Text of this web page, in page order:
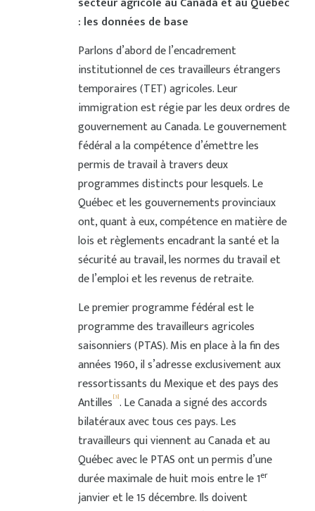
: les données de base
Parlons d’abord de l’encadrement
institutionnel de ces travailleurs étrangers
temporaires (TET) agricoles. Leur
immigration est régie par les deux ordres de
gouvernement au Canada. Le gouvernement
fédéral a la compétence d’émettre les
permis de travail à travers deux
programmes distincts pour lesquels. Le
Québec et les gouvernements provinciaux
ont, quant à eux, compétence en matière de
lois et règlements encadrant la santé et la
sécurité au travail, les normes du travail et
de l’emploi et les revenus de retraite.
Le premier programme fédéral est le
programme des travailleurs agricoles
saisonniers (PTAS). Mis en place à la fin des
années 1960, il s’adresse exclusivement aux
ressortissants du Mexique et des pays des
Antilles[3]. Le Canada a signé des accords
bilatéraux avec tous ces pays. Les
travailleurs qui viennent au Canada et au
Québec avec le PTAS ont un permis d’une
durée maximale de huit mois entre le 1er
janvier et le 15 décembre. Ils doivent